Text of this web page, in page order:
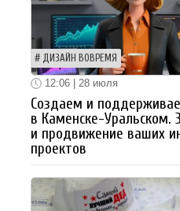
ДИЗАЙН ВОВРЕМЯ
12:06 | 28 июля
Создаем и
в Каменске-Уральском.
и продвижение ваших
проектов